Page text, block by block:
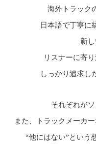
海外トラック
日本語で丁寧に
新
リスナーに寄
しっかり追求し
それぞれが
また、トラックメーカ
“他にはない”という